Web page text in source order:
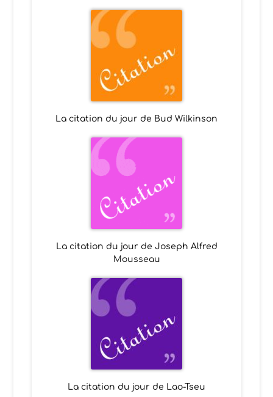
La citation du jour de Bud Wilkinson
La citation du jour de Joseph Alfred
Mousseau
La citation du jour de Lao-Tseu